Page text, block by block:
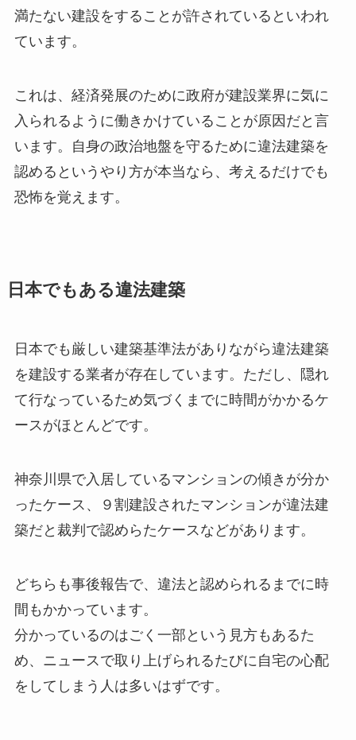
満たない建設をすることが許されているといわれ
ています。
これは、経済発展のために政府が建設業界に気に
入られるように働きかけていることが原因だと言
います。自身の政治地盤を守るために違法建築を
認めるというやり方が本当なら、考えるだけでも
恐怖を覚えます。
日本でもある違法建築
日本でも厳しい建築基準法がありながら違法建築
を建設する業者が存在しています。ただし、隠れ
て行なっているため気づくまでに時間がかかるケ
ースがほとんどです。
神奈川県で入居しているマンションの傾きが分か
ったケース、９割建設されたマンションが違法建
築だと裁判で認めらたケースなどがあります。
どちらも事後報告で、違法と認められるまでに時
間もかかっています。
分かっているのはごく一部という見方もあるた
め、ニュースで取り上げられるたびに自宅の心配
をしてしまう人は多いはずです。